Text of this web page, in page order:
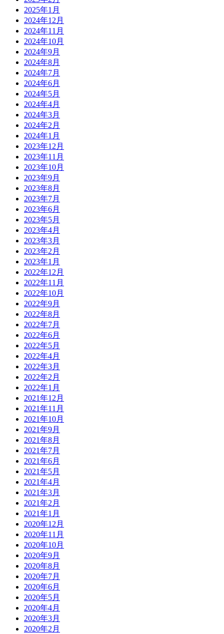
2025年1月
2024年12月
2024年11月
2024年10月
2024年9月
2024年8月
2024年7月
2024年6月
2024年5月
2024年4月
2024年3月
2024年2月
2024年1月
2023年12月
2023年11月
2023年10月
2023年9月
2023年8月
2023年7月
2023年6月
2023年5月
2023年4月
2023年3月
2023年2月
2023年1月
2022年12月
2022年11月
2022年10月
2022年9月
2022年8月
2022年7月
2022年6月
2022年5月
2022年4月
2022年3月
2022年2月
2022年1月
2021年12月
2021年11月
2021年10月
2021年9月
2021年8月
2021年7月
2021年6月
2021年5月
2021年4月
2021年3月
2021年2月
2021年1月
2020年12月
2020年11月
2020年10月
2020年9月
2020年8月
2020年7月
2020年6月
2020年5月
2020年4月
2020年3月
2020年2月